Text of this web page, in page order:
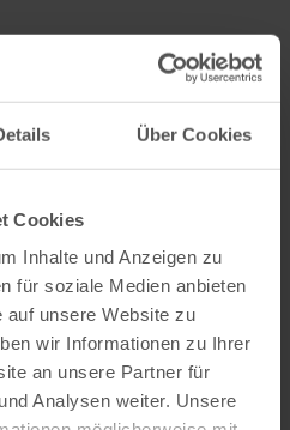
Über Cookies
Cookies
Inhalte und Anzeigen zu
für soziale Medien anbieten
auf unsere Website zu
wir Informationen zu Ihrer
an unsere Partner für
Analysen weiter. Unsere